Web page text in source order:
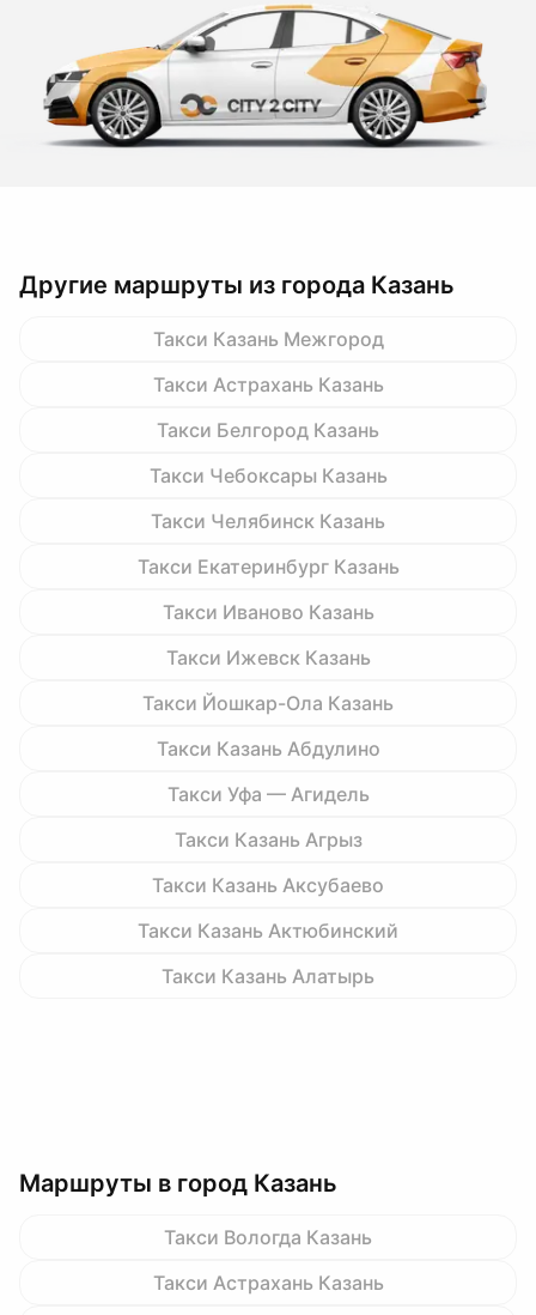
Другие маршруты из города Казань
Такси Казань Межгород
Такси Астрахань Казань
Такси Белгород Казань
Такси Чебоксары Казань
Такси Челябинск Казань
Такси Екатеринбург Казань
Такси Иваново Казань
Такси Ижевск Казань
Такси Йошкар-Ола Казань
Такси Казань Абдулино
Такси Уфа — Агидель
Такси Казань Агрыз
Такси Казань Аксубаево
Такси Казань Актюбинский
Такси Казань Алатырь
Маршруты в город Казань
Такси Вологда Казань
Такси Астрахань Казань